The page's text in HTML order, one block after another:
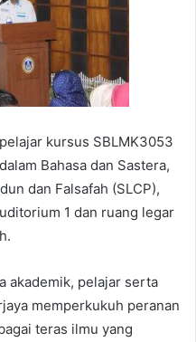
kursus SBLMK3053
Bahasa dan Sastera,
dan Falsafah (SLCP),
1 dan ruang legar
akademik, pelajar serta
memperkukuh peranan
teras ilmu yang